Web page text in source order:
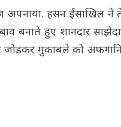
अपनाया. हसन ईसाखिल ने
बनाते हुए शानदार
जोड़कर मुकाबले को